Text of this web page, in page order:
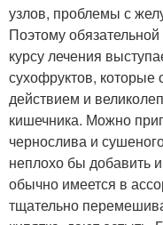
узлов, проблемы с
Поэтому
курсу лечения
сухофруктов,
действием и
кишечника. Можно
чернослива и
неплохо бы добавить
обычно имеется в
тщательно